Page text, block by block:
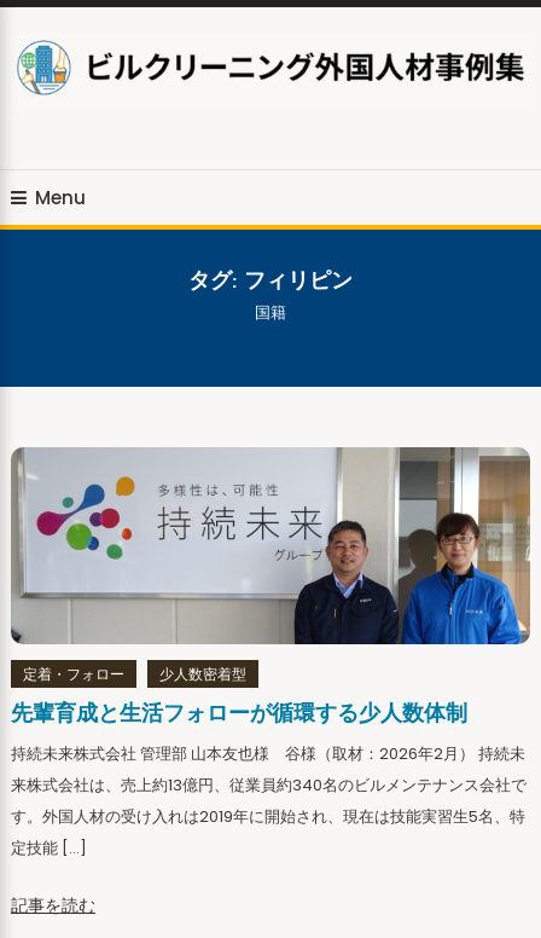
Skip
To
Content
Menu
タグ: フィリピン
国籍
定着・フォロー 少人数密着型
先輩育成と生活フォローが循環する少人数体制
持続未来株式会社 管理部 山本友也様 谷様（取材：2026年2月） 持続未
来株式会社は、売上約13億円、従業員約340名のビルメンテナンス会社で
す。外国人材の受け入れは2019年に開始され、現在は技能実習生5名、特
定技能 […]
記事を読む